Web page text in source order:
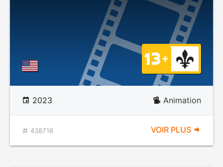
2023 Animation
438716 VOIR PLUS